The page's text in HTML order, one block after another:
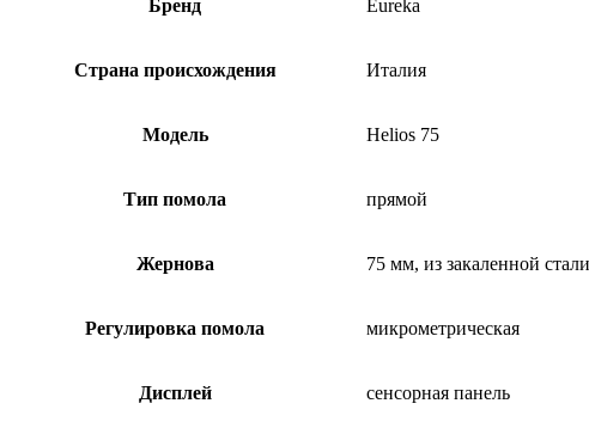
Бренд Eureka
Страна происхождения Италия
Модель Helios 75
Тип помола прямой
Жернова 75 мм, из закаленной стали
Регулировка помола микрометрическая
Дисплей сенсорная панель